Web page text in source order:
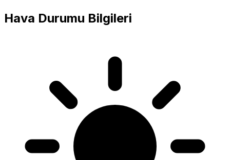
Hava Durumu Bilgileri